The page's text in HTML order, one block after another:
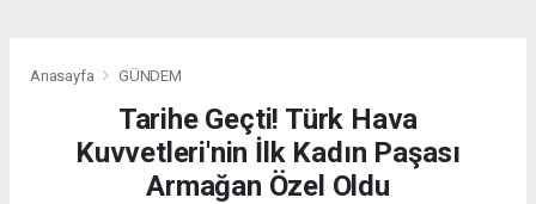
Anasayfa GÜNDEM
Tarihe Geçti! Türk Hava
Kuvvetleri'nin İlk Kadın Paşası
Armağan Özel Oldu